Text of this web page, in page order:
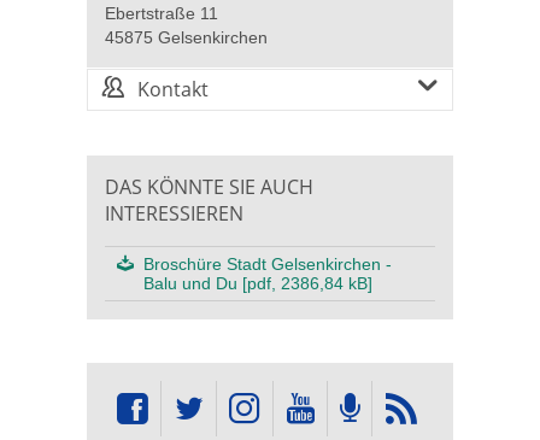
Ebertstraße 11
45875 Gelsenkirchen
Kontakt
DAS KÖNNTE SIE AUCH
INTERESSIEREN
Broschüre Stadt Gelsenkirchen -
Balu und Du [pdf, 2386,84 kB]